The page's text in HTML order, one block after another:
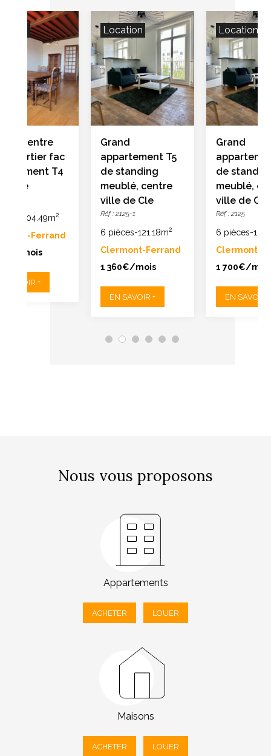
centre
quartier fac
T4
vue
104.49m2
Ferrand
mois
SAVOIR +
Location
Grand
appartement T5
de standing
meublé, centre
ville de Cle
Réf : 2125-1
6 pièces-121.18m2
Clermont-Ferrand
1 360€/mois
EN SAVOIR +
Location
Grand
de
meublé,
ville de Cle
Réf : 2125
6 pièces-
Clermont-
1 700€/
EN SAVOIR +
Nous vous proposons
Appartements
ACHETER LOUER
Maisons
ACHETER LOUER